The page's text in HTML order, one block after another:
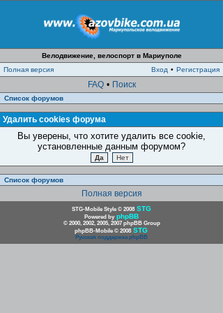
Велодвижение, велоспорт в Мариуполе
Полная версия
Вход • Регистрация
FAQ • Поиск
Список форумов
Удалить cookies форума
Вы уверены, что хотите удалить все cookie,
установленные данным форумом?
Список форумов
Полная версия
STG-Mobile Style © 2008 STG
Powered by phpBB
© 2000, 2002, 2005, 2007 phpBB Group
phpBB-Mobile © 2008 STG
Русская поддержка phpBB